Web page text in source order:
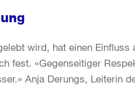
wird, hat einen Einfluss
fest. «Gegenseitiger
Anja Derungs, Leiterin